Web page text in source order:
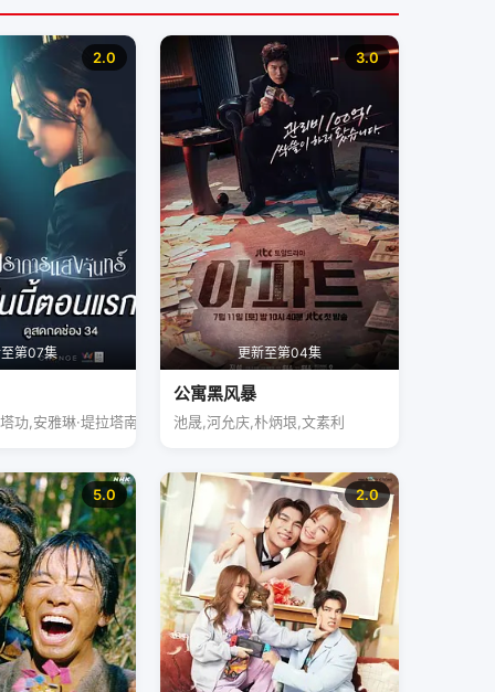
2.0
第07集
功,安雅琳·堤拉塔南帕
3.0
更新至第04集
公寓黑风暴
池晟,河允庆,朴炳垠,文素利
5.0 2.0